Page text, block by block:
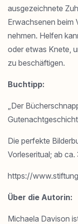
ausgezeichnete
Erwachsenen beim
nehmen. Helfen
oder etwas Knete,
zu beschäftigen.
Buchtipp:
„Der
Die perfekte
Vorleseritual; ab
https://
Über die Autorin:
Michaela Davison